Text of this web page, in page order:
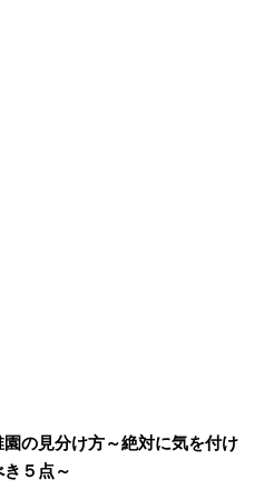
の見分け方～絶対に気を付け
５点～